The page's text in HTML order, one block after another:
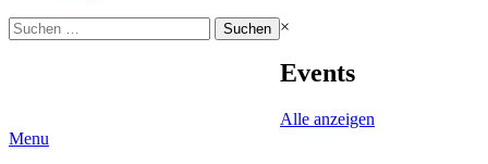
Suchen
nach:
×
Events
Alle anzeigen
Menu